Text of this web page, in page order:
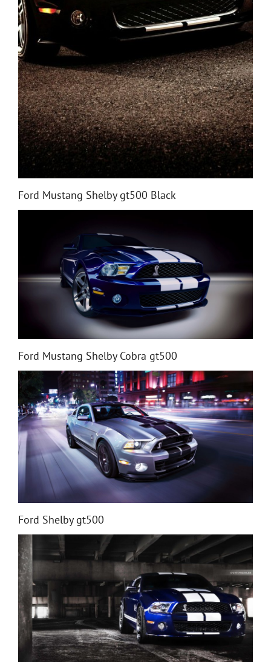
Ford Mustang Shelby gt500 Black
Ford Mustang Shelby Cobra gt500
Ford Shelby gt500